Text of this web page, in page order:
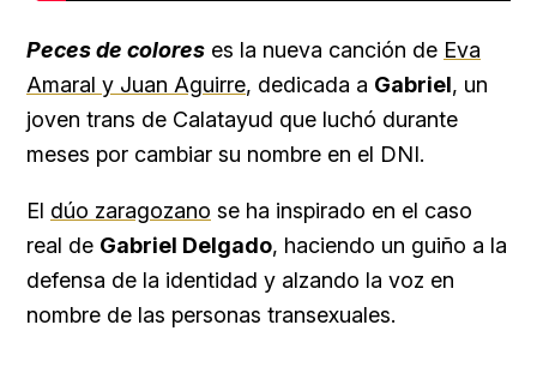
Peces de colores es la nueva canción de Eva
Amaral y Juan Aguirre, dedicada a Gabriel, un
joven trans de Calatayud que luchó durante
meses por cambiar su nombre en el DNI.
El dúo zaragozano se ha inspirado en el caso
real de Gabriel Delgado, haciendo un guiño a la
defensa de la identidad y alzando la voz en
nombre de las personas transexuales.